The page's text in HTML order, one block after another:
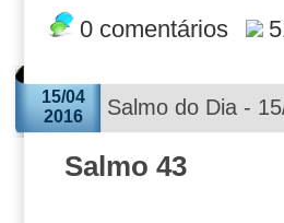
0 comentários
15/04
2016
Salmo do Dia -
Salmo 43